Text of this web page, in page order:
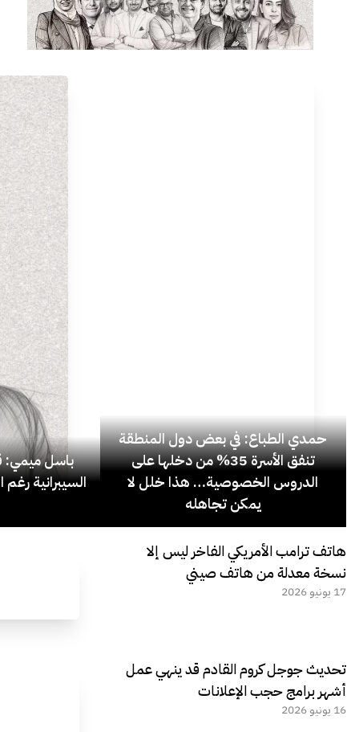
حمدي الطباع: في بعض دول المنطقة
تنفق الأسرة 35% من دخلها على
الدروس الخصوصية… هذا خلل لا
يمكن تجاهله
باسل ميمي:
السيبرانية رغم
هاتف ترامب الأمريكي الفاخر ليس إلا
نسخة معدلة من هاتف صيني
17 يونيو 2026
تحديث جوجل كروم القادم قد ينهي عمل
أشهر برامج حجب الإعلانات
16 يونيو 2026